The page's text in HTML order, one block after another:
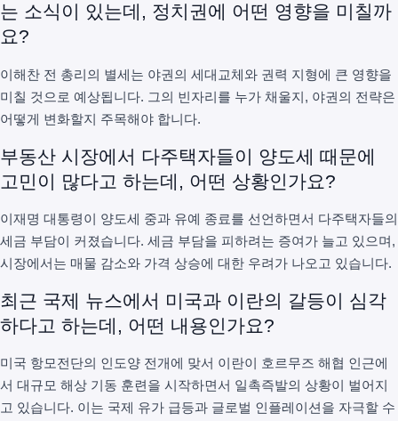
는 소식이 있는데, 정치권에 어떤 영향을 미칠까
요?
이해찬 전 총리의 별세는 야권의 세대교체와 권력 지형에 큰 영향을
미칠 것으로 예상됩니다. 그의 빈자리를 누가 채울지, 야권의 전략은
어떻게 변화할지 주목해야 합니다.
부동산 시장에서 다주택자들이 양도세 때문에
고민이 많다고 하는데, 어떤 상황인가요?
이재명 대통령이 양도세 중과 유예 종료를 선언하면서 다주택자들의
세금 부담이 커졌습니다. 세금 부담을 피하려는 증여가 늘고 있으며,
시장에서는 매물 감소와 가격 상승에 대한 우려가 나오고 있습니다.
최근 국제 뉴스에서 미국과 이란의 갈등이 심각
하다고 하는데, 어떤 내용인가요?
미국 항모전단의 인도양 전개에 맞서 이란이 호르무즈 해협 인근에
서 대규모 해상 기동 훈련을 시작하면서 일촉즉발의 상황이 벌어지
고 있습니다. 이는 국제 유가 급등과 글로벌 인플레이션을 자극할 수